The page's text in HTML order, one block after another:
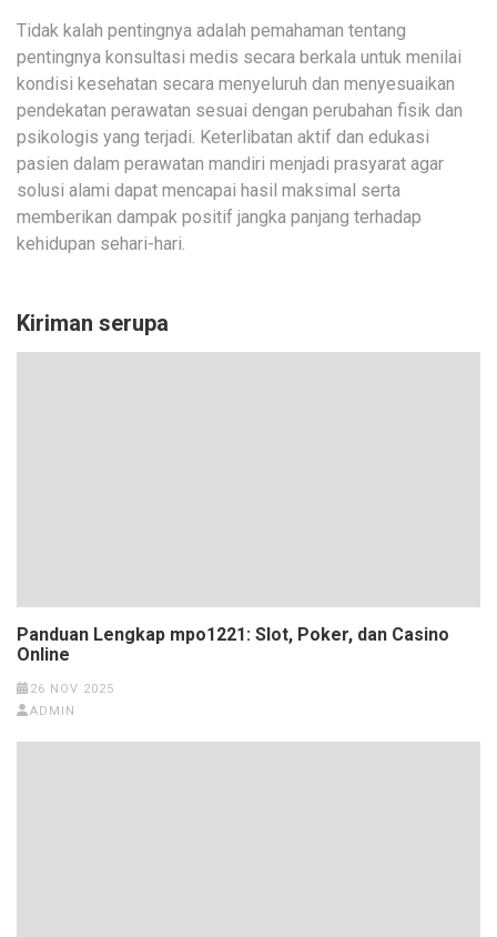
Tidak kalah pentingnya adalah pemahaman tentang
pentingnya konsultasi medis secara berkala untuk menilai
kondisi kesehatan secara menyeluruh dan menyesuaikan
pendekatan perawatan sesuai dengan perubahan fisik dan
psikologis yang terjadi. Keterlibatan aktif dan edukasi
pasien dalam perawatan mandiri menjadi prasyarat agar
solusi alami dapat mencapai hasil maksimal serta
memberikan dampak positif jangka panjang terhadap
kehidupan sehari-hari.
Kiriman serupa
Panduan Lengkap mpo1221: Slot, Poker, dan Casino
Online
26 NOV 2025
ADMIN